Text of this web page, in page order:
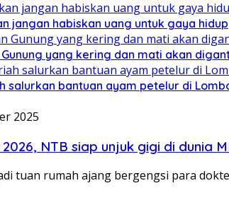
jangan habiskan uang untuk gaya hidup
yang kering dan mati akan
salurkan bantuan ayam petelur di
2025
NTB siap unjuk gigi di dunia
tuan rumah ajang bergengsi para